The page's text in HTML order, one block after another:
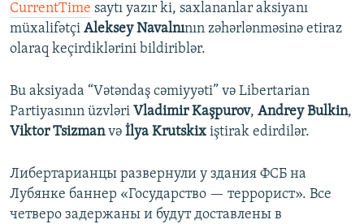
CurrentTime saytı yazır ki, saxlananlar aksiyanı
müxalifətçi Aleksey Navalnının zəhərlənməsinə etiraz
olaraq keçirdiklərini bildiriblər.
Bu aksiyada “Vətəndaş cəmiyyəti” və Libertarian
Partiyasının üzvləri Vladimir Kaşpurov, Andrey Bulkin,
Viktor Tsizmanvə İlya Krutskix iştirak edirdilər.
Либертарианцы развернули у здания ФСБ на
Лубянке баннер «Государство — террорист». Все
четверо задержаны и будут доставлены в